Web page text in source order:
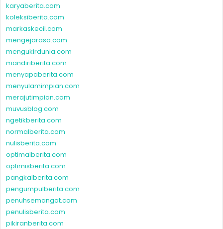
karyaberita.com
koleksiberita.com
markaskecil.com
mengejarasa.com
mengukirdunia.com
mandiriberita.com
menyapaberita.com
menyulamimpian.com
merajutimpian.com
muvusblog.com
ngetikberita.com
normalberita.com
nulisberita.com
optimalberita.com
optimisberita.com
pangkalberita.com
pengumpulberita.com
penuhsemangat.com
penulisberita.com
pikiranberita.com